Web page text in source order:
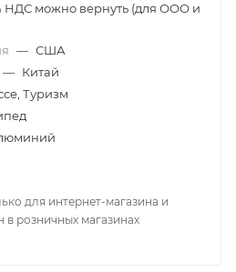
НДС можно вернуть (для ООО и
— США
— Китай
Туризм
для интернет-магазина и
в розничных магазинах